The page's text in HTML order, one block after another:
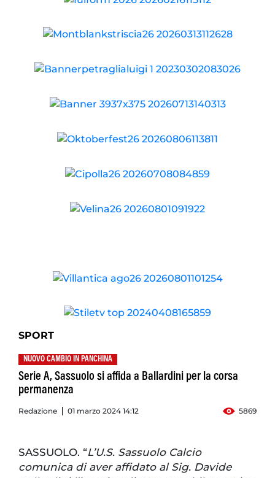
SPORT
NUOVO CAMBIO IN PANCHINA
Serie A, Sassuolo si affida a Ballardini per la corsa
permanenza
Redazione 01 marzo 2024 14:12 5869
SASSUOLO. “L’U.S. Sassuolo Calcio
comunica di aver affidato al Sig. Davide